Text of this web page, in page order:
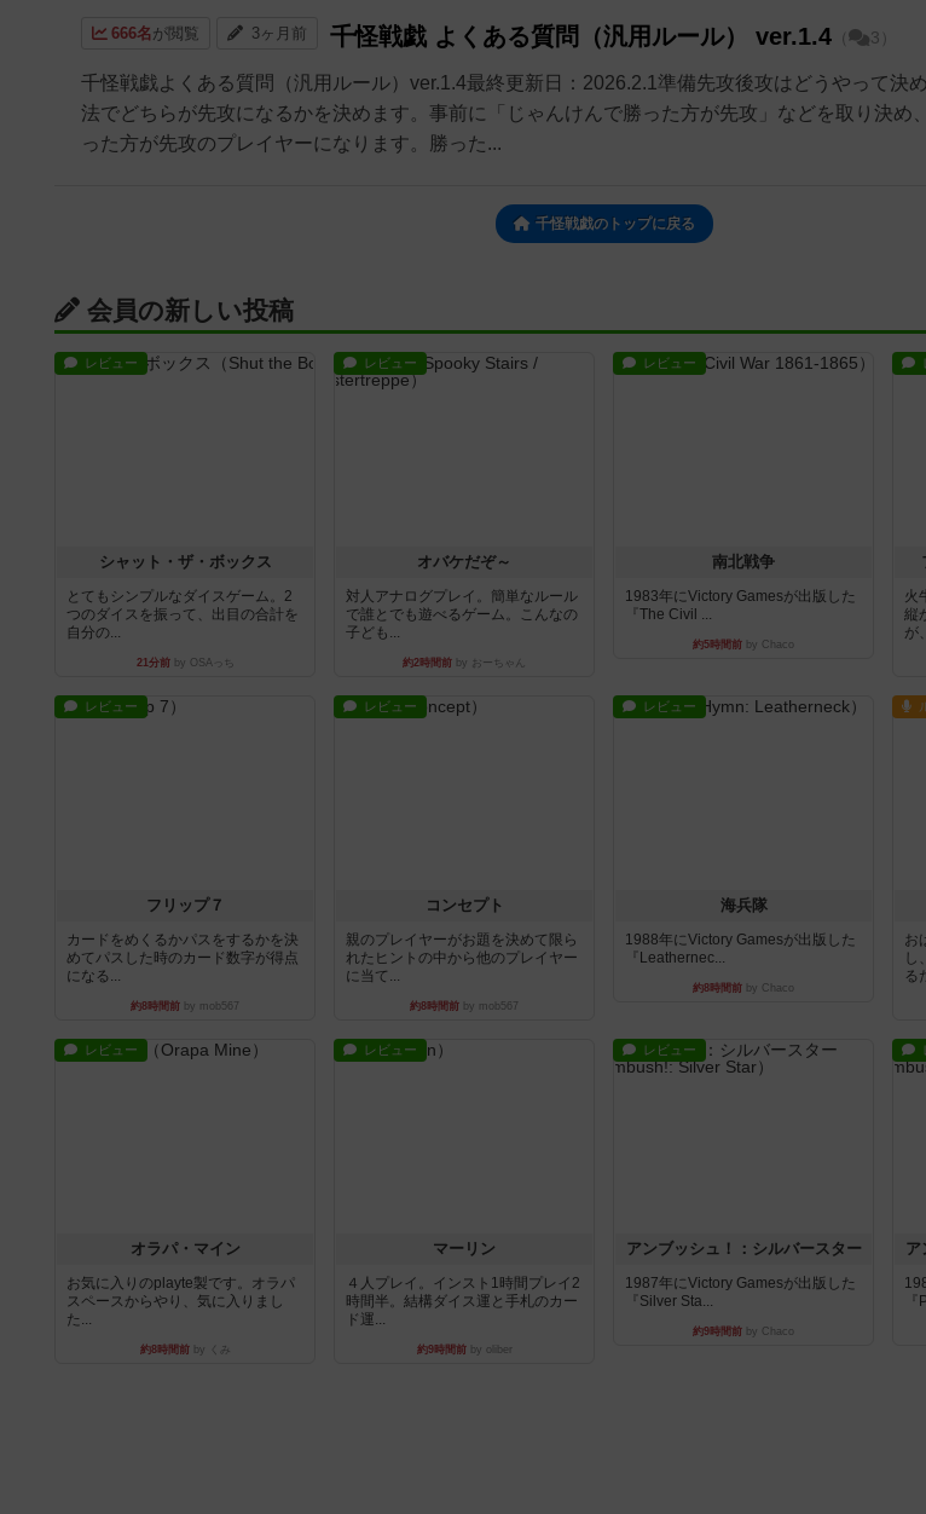
666名が閲覧 3ヶ月前 千怪戦戯 よくある質問（汎用ルール） ver.1.4 （ 3）
千怪戦戯よくある質問（汎用ルール）ver.1.4最終更新日：2026.2.1準備先攻後攻はどうやって決
法でどちらが先攻になるかを決めます。事前に「じゃんけんで勝った方が先攻」などを取り決め
った方が先攻のプレイヤーになります。勝った...
千怪戦戯のトップに戻る
会員の新しい投稿
レビュー
シャット・ザ・ボックス
とてもシンプルなダイスゲーム。2
つのダイスを振って、出目の合計を
自分の...
21分前by OSAっち
レビュー
オバケだぞ～
対人アナログプレイ。簡単なルール
で誰とでも遊べるゲーム。こんなの
子ども...
約2時間前 by おーちゃん
レビュー
南北戦争
1983年にVictory Gamesが出版した
『The Civil ...
約5時間前 by Chaco
火
縦
が
レビュー
フリップ７
カードをめくるかパスをするかを決
めてパスした時のカード数字が得点
になる...
約8時間前 by mob567
レビュー
コンセプト
親のプレイヤーがお題を決めて限ら
れたヒントの中から他のプレイヤー
に当て...
約8時間前 by mob567
レビュー
海兵隊
1988年にVictory Gamesが出版した
『Leathernec...
約8時間前 by Chaco
お
る
レビュー
オラパ・マイン
お気に入りのplayte製です。オラパ
スペースからやり、気に入りまし
た...
約8時間前by くみ
レビュー
マーリン
４人プレイ。インスト1時間プレイ2
時間半。結構ダイス運と手札のカー
ド運...
約9時間前by oliber
レビュー
アンブッシュ！：シルバースター
1987年にVictory Gamesが出版した
『Silver Sta...
約9時間前 by Chaco
ア